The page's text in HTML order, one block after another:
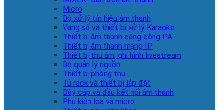
Micro
Bộ xử lý tín hiệu âm thanh
Vang số và thiết bị xử lý Karaoke
Thiết bị âm thanh công cộng PA
Thiết bị âm thanh mạng IP
Thiết bị thu âm, ghi hình livestream
Bộ quản lý nguồn
Thiết bị phòng thu
Tủ rack và thiết bị lắp đặt
Dây cáp và đầu kết nối âm thanh
Phụ kiện loa và micro